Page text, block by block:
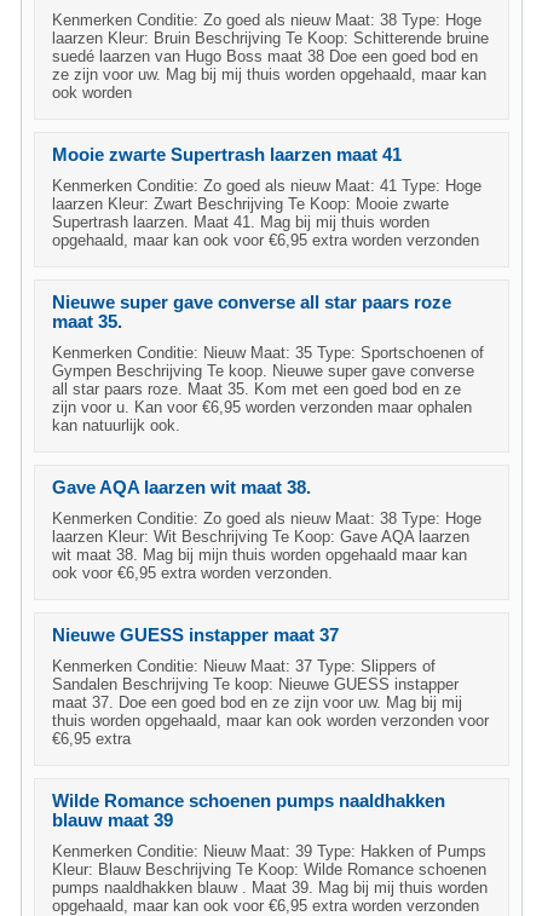
Kenmerken Conditie: Zo goed als nieuw Maat: 38 Type: Hoge
laarzen Kleur: Bruin Beschrijving Te Koop: Schitterende bruine
suedé laarzen van Hugo Boss maat 38 Doe een goed bod en
ze zijn voor uw. Mag bij mij thuis worden opgehaald, maar kan
ook worden
Mooie zwarte Supertrash laarzen maat 41
Kenmerken Conditie: Zo goed als nieuw Maat: 41 Type: Hoge
laarzen Kleur: Zwart Beschrijving Te Koop: Mooie zwarte
Supertrash laarzen. Maat 41. Mag bij mij thuis worden
opgehaald, maar kan ook voor €6,95 extra worden verzonden
Nieuwe super gave converse all star paars roze
maat 35.
Kenmerken Conditie: Nieuw Maat: 35 Type: Sportschoenen of
Gympen Beschrijving Te koop. Nieuwe super gave converse
all star paars roze. Maat 35. Kom met een goed bod en ze
zijn voor u. Kan voor €6,95 worden verzonden maar ophalen
kan natuurlijk ook.
Gave AQA laarzen wit maat 38.
Kenmerken Conditie: Zo goed als nieuw Maat: 38 Type: Hoge
laarzen Kleur: Wit Beschrijving Te Koop: Gave AQA laarzen
wit maat 38. Mag bij mijn thuis worden opgehaald maar kan
ook voor €6,95 extra worden verzonden.
Nieuwe GUESS instapper maat 37
Kenmerken Conditie: Nieuw Maat: 37 Type: Slippers of
Sandalen Beschrijving Te koop: Nieuwe GUESS instapper
maat 37. Doe een goed bod en ze zijn voor uw. Mag bij mij
thuis worden opgehaald, maar kan ook worden verzonden voor
€6,95 extra
Wilde Romance schoenen pumps naaldhakken
blauw maat 39
Kenmerken Conditie: Nieuw Maat: 39 Type: Hakken of Pumps
Kleur: Blauw Beschrijving Te Koop: Wilde Romance schoenen
pumps naaldhakken blauw . Maat 39. Mag bij mij thuis worden
opgehaald, maar kan ook voor €6,95 extra worden verzonden